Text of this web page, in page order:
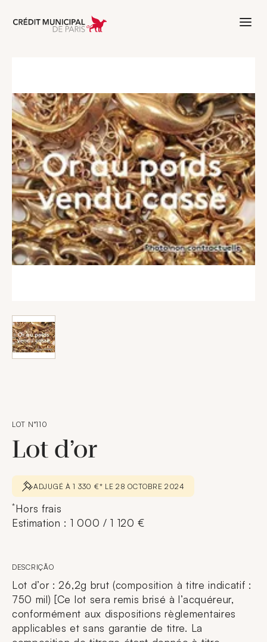
Aller à l'accueil de Crédit Municipal
LOT N°110
Lot d’or
ADJUGÉ À 1 330 €* LE 28 OCTOBRE 2024
*Hors frais
Estimation : 1 000 / 1 120 €
DESCRIÇÃO
Lot d’or : 26,2g brut (composition à titre indicatif :
750 mil) [Ce lot sera remis brisé à l’acquéreur,
conformément aux dispositions règlementaires
applicables et sans garantie de titre. La